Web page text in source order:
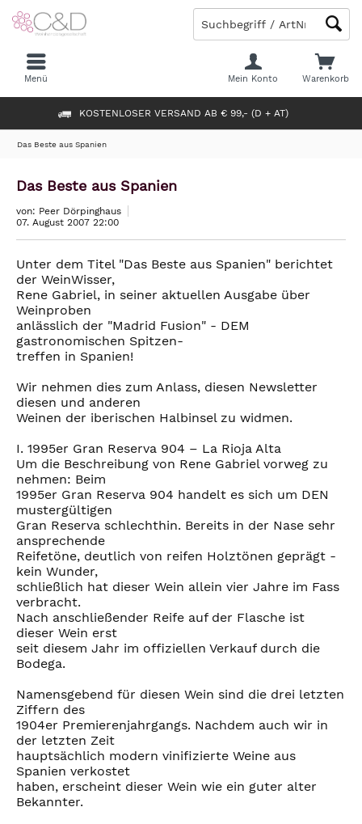
KOSTENLOSER VERSAND AB € 99,- (D + AT)
Warenkorb
Mein Konto
Menü
Das Beste aus Spanien
Das Beste aus Spanien
von: Peer Dörpinghaus
07. August 2007 22:00
Unter dem Titel "Das Beste aus Spanien" berichtet
der WeinWisser,
Rene Gabriel, in seiner aktuellen Ausgabe über
Weinproben
anlässlich der "Madrid Fusion" - DEM
gastronomischen Spitzen-
treffen in Spanien!
Wir nehmen dies zum Anlass, diesen Newsletter
diesen und anderen
Weinen der iberischen Halbinsel zu widmen.
I. 1995er Gran Reserva 904 – La Rioja Alta
Um die Beschreibung von Rene Gabriel vorweg zu
nehmen: Beim
1995er Gran Reserva 904 handelt es sich um DEN
mustergültigen
Gran Reserva schlechthin. Bereits in der Nase sehr
ansprechende
Reifetöne, deutlich von reifen Holztönen geprägt -
kein Wunder,
schließlich hat dieser Wein allein vier Jahre im Fass
verbracht.
Nach anschließender Reife auf der Flasche ist
dieser Wein erst
seit diesem Jahr im offiziellen Verkauf durch die
Bodega.
Namensgebend für diesen Wein sind die drei letzten
Ziffern des
1904er Premierenjahrgangs. Nachdem auch wir in
der letzten Zeit
hauptsächlich modern vinifizierte Weine aus
Spanien verkostet
haben, erscheint dieser Wein wie ein guter alter
Bekannter.